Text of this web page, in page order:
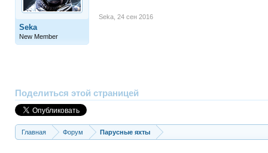
Seka
New Member
Seka 24 сен 2016
Поделиться этой страницей
Главная Форум Парусные яхты